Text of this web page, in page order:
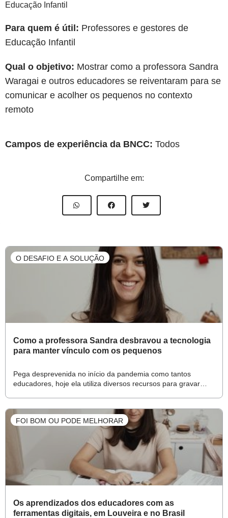
Educação Infantil
Para quem é útil: Professores e gestores de
Educação Infantil
Qual o objetivo: Mostrar como a professora Sandra
Waragai e outros educadores se reiventaram para se
comunicar e acolher os pequenos no contexto
remoto
Campos de experiência da BNCC: Todos
Compartilhe em:
O DESAFIO E A SOLUÇÃO
Como a professora Sandra desbravou a tecnologia
para manter vínculo com os pequenos
Pega desprevenida no início da pandemia como tantos
educadores, hoje ela utiliza diversos recursos para gravar
FOI BOM OU PODE MELHORAR
Os aprendizados dos educadores com as
ferramentas digitais, em Louveira e no Brasil